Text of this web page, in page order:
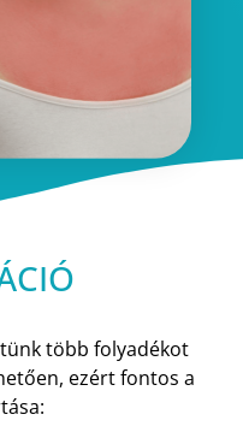
több folyadékot
ezért fontos a